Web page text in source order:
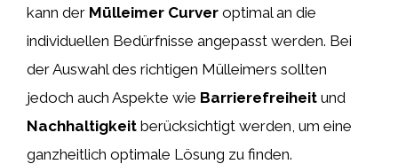
kann der Mülleimer Curver optimal an die
individuellen Bedürfnisse angepasst werden. Bei
der Auswahl des richtigen Mülleimers sollten
jedoch auch Aspekte wie Barrierefreiheit und
Nachhaltigkeit berücksichtigt werden, um eine
ganzheitlich optimale Lösung zu finden.